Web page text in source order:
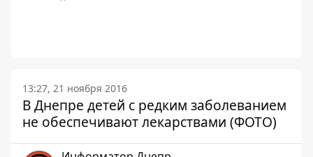
13:27, 21 ноября 2016
В Днепре детей с редким заболеванием
не обеспечивают лекарствами (ФОТО)